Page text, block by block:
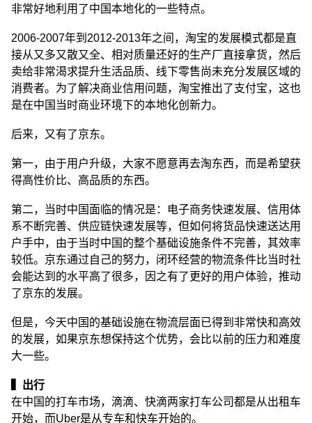
非常好地利用了中国本地化的一些特点。
2006-2007年到2012-2013年之间，淘宝的发展模式都是直
接从又多又散又全、相对质量还好的生产厂直接拿货，然后
卖给非常渴求提升生活品质、线下零售尚未充分发展区域的
消费者。为了解决商业信用问题，淘宝推出了支付宝，这也
是在中国当时商业环境下的本地化创新力。
后来，又有了京东。
第一，由于用户升级，大家不愿意再去淘东西，而是希望获
得高性价比、高品质的东西。
第二，当时中国面临的情况是：电子商务快速发展、信用体
系不断完善、供应链快速发展等，但如何将货品快速送达用
户手中，由于当时中国的整个基础设施条件不完善，其效率
较低。京东通过自己的努力，闭环经营的物流条件比当时社
会能达到的水平高了很多，因之有了更好的用户体验，推动
了京东的发展。
但是，今天中国的基础设施在物流层面已得到非常快和高效
的发展，如果京东想保持这个优势，会比以前的压力和难度
大一些。
▍出行
在中国的打车市场，滴滴、快滴两家打车公司都是从出租车
开始，而Uber是从专车和快车开始的。